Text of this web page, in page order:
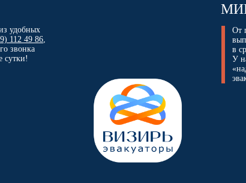
удобных
112 49 86
звонка
сутки!
От
в
У